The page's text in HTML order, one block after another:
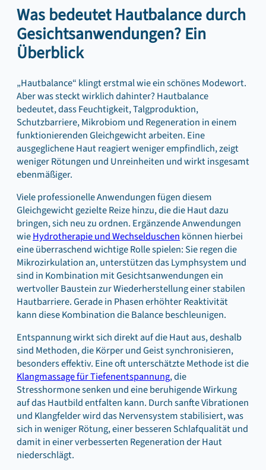
Was bedeutet Hautbalance durch
Gesichtsanwendungen? Ein
Überblick
„Hautbalance“ klingt erstmal wie ein schönes Modewort.
Aber was steckt wirklich dahinter? Hautbalance
bedeutet, dass Feuchtigkeit, Talgproduktion,
Schutzbarriere, Mikrobiom und Regeneration in einem
funktionierenden Gleichgewicht arbeiten. Eine
ausgeglichene Haut reagiert weniger empfindlich, zeigt
weniger Rötungen und Unreinheiten und wirkt insgesamt
ebenmäßiger.
Viele professionelle Anwendungen fügen diesem
Gleichgewicht gezielte Reize hinzu, die die Haut dazu
bringen, sich neu zu ordnen. Ergänzende Anwendungen
wieHydrotherapie und Wechselduschenkönnen hierbei
eine überraschend wichtige Rolle spielen: Sie regen die
Mikrozirkulation an, unterstützen das Lymphsystem und
sind in Kombination mit Gesichtsanwendungen ein
wertvoller Baustein zur Wiederherstellung einer stabilen
Hautbarriere. Gerade in Phasen erhöhter Reaktivität
kann diese Kombination die Balance beschleunigen.
Entspannung wirkt sich direkt auf die Haut aus, deshalb
sind Methoden, die Körper und Geist synchronisieren,
besonders effektiv. Eine oft unterschätzte Methode ist die
Klangmassage für Tiefenentspannung, die
Stresshormone senken und eine beruhigende Wirkung
auf das Hautbild entfalten kann. Durch sanfte Vibrationen
und Klangfelder wird das Nervensystem stabilisiert, was
sich in weniger Rötung, einer besseren Schlafqualität und
damit in einer verbesserten Regeneration der Haut
niederschlägt.